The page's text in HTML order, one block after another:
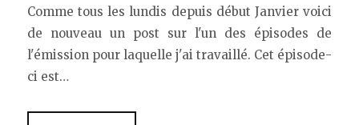
Comme tous les lundis depuis début Janvier voici
de nouveau un post sur l'un des épisodes de
l'émission pour laquelle j'ai travaillé. Cet épisode-
ci est…